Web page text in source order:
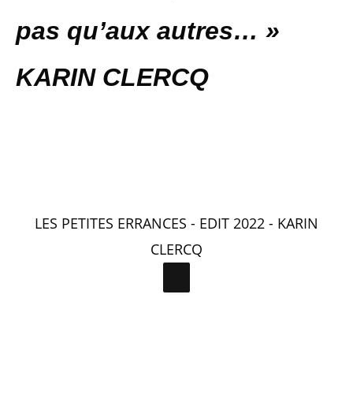
pas qu’aux autres… »
KARIN CLERCQ
LES PETITES ERRANCES - EDIT 2022 - KARIN
CLERCQ